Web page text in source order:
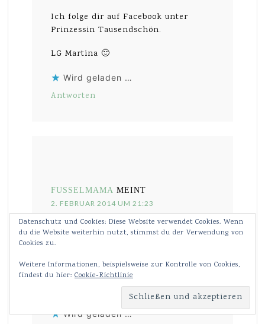
Ich folge dir auf Facebook unter
Prinzessin Tausendschön.
LG Martina 🙂
Wird geladen …
Antworten
FUSSELMAMA MEINT
2. FEBRUAR 2014 UM 21:23
Oh der ist toll. Ich folge dir über
Facebook, und deinem Blog. Ich
eine Email.
Unser Mäuschen würde sicher Zucker
in diesen Pulli aussehen.
Wird geladen …
Datenschutz und Cookies: Diese Website verwendet Cookies. Wenn
du die Website weiterhin nutzt, stimmst du der Verwendung von
Cookies zu.
Weitere Informationen, beispielsweise zur Kontrolle von Cookies,
findest du hier: Cookie-Richtlinie